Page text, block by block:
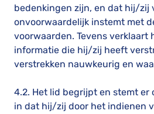
bedenkingen zijn, en dat hij/zij
onvoorwaardelijk instemt met
voorwaarden. Tevens verklaart
informatie die hij/zij heeft
verstrekken nauwkeurig en
4.2. Het lid begrijpt en stemt er
in dat hij/zij door het indienen